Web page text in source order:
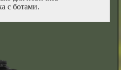
с ботами.